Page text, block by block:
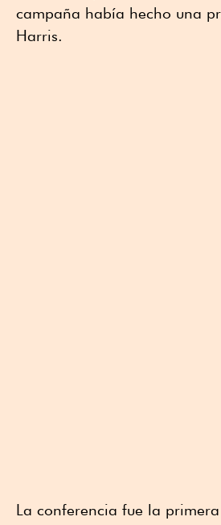
campaña había hecho una
Harris.
La conferencia fue la